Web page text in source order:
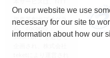
ドコモグループの新
規事業創出プログラ
ム「docomo
STARTUP」を通じて
On our website we use
necessary for our site to
information about how our